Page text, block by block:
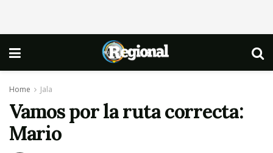
Home Jala
Vamos por la ruta correcta:
Mario